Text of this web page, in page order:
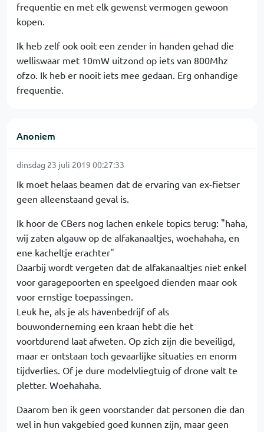
frequentie en met elk gewenst vermogen gewoon
kopen.
Ik heb zelf ook ooit een zender in handen gehad die
welliswaar met 10mW uitzond op iets van 800Mhz
ofzo. Ik heb er nooit iets mee gedaan. Erg onhandige
frequentie.
Anoniem
dinsdag 23 juli 2019 00:27:33
Ik moet helaas beamen dat de ervaring van ex-fietser
geen alleenstaand geval is.
Ik hoor de CBers nog lachen enkele topics terug: "haha,
wij zaten algauw op de alfakanaaltjes, woehahaha, en
ene kacheltje erachter"
Daarbij wordt vergeten dat de alfakanaaltjes niet enkel
voor garagepoorten en speelgoed dienden maar ook
voor ernstige toepassingen.
Leuk he, als je als havenbedrijf of als
bouwonderneming een kraan hebt die het
voortdurend laat afweten. Op zich zijn die beveiligd,
maar er ontstaan toch gevaarlijke situaties en enorm
tijdverlies. Of je dure modelvliegtuig of drone valt te
pletter. Woehahaha.
Daarom ben ik geen voorstander dat personen die dan
wel in hun vakgebied goed kunnen zijn, maar geen